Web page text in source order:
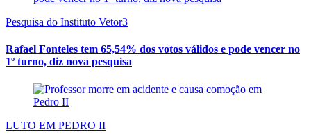
Pesquisa do Instituto Vetor3
Rafael Fonteles tem 65,54% dos votos válidos e pode vencer no
1º turno, diz nova pesquisa
LUTO EM PEDRO II